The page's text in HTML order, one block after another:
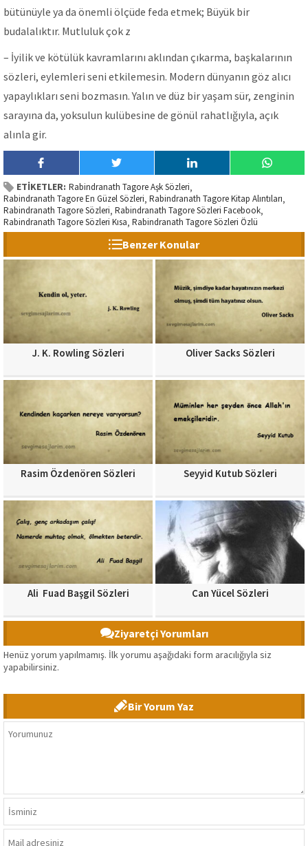
bütünüyle ya da önemli ölçüde feda etmek; Büyük bir
budalalıktır. Mutluluk çok z
– İyilik ve kötülük kavramlarını aklından çıkarma, başkalarının
sözleri, eylemleri seni etkilemesin. Modern dünyanın göz alıcı
yapaylıkları seni bozmasın. Yalın ve düz bir yaşam sür, zenginin
sarayına da, yoksulun kulübesine de gönül rahatlığıyla, açık
alınla gir.
ETİKETLER: Rabindranath Tagore Aşk Sözleri,
Rabindranath Tagore En Güzel Sözleri, Rabindranath Tagore Kitap Alıntıları,
Rabindranath Tagore Sözleri, Rabindranath Tagore Sözleri Facebook,
Rabindranath Tagore Sözleri Kısa, Rabindranath Tagore Sözleri Özlü
Benzer Konular
J. K. Rowling Sözleri Oliver Sacks Sözleri
Rasim Özdenören Sözleri Seyyid Kutub Sözleri
Ali Fuad Başgil Sözleri Can Yücel Sözleri
Ziyaretçi Yorumları
Henüz yorum yapılmamış. İlk yorumu aşağıdaki form aracılığıyla siz
yapabilirsiniz.
Bir Yorum Yaz